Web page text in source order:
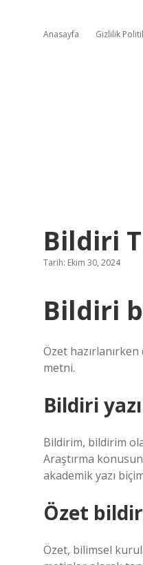
Anasayfa Gizlilik
Bildiri
Tarih: Ekim 30, 2024
Bildiri
Özet hazırlanırken
metni.
Bildiri
Bildirim, bildirim
Araştırma
akademik yazı
Özet
Özet, bilimsel